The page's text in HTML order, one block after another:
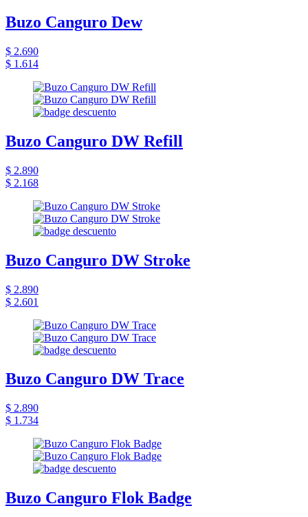
Buzo Canguro Dew
$ 2.690
$ 1.614
Buzo Canguro DW Refill
$ 2.890
$ 2.168
Buzo Canguro DW Stroke
$ 2.890
$ 2.601
Buzo Canguro DW Trace
$ 2.890
$ 1.734
Buzo Canguro Flok Badge